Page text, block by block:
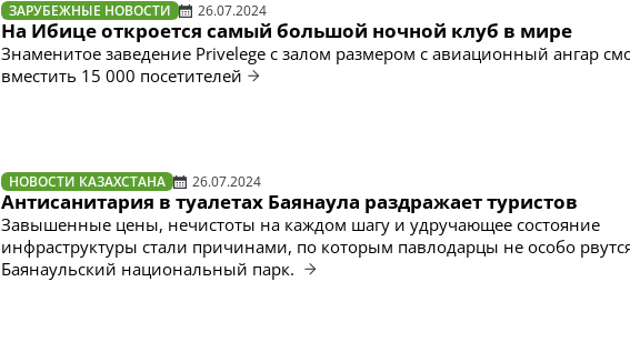
ЗАРУБЕЖНЫЕ НОВОСТИ 26.07.2024
На Ибице откроется самый большой ночной клуб в мире
Знаменитое заведение Privelege с залом размером с авиационный ангар
вместить 15 000 посетителей
НОВОСТИ КАЗАХСТАНА 26.07.2024
Антисанитария в туалетах Баянаула раздражает туристов
Завышенные цены, нечистоты на каждом шагу и удручающее состояние
инфраструктуры стали причинами, по которым павлодарцы не особо
Баянаульский национальный парк.